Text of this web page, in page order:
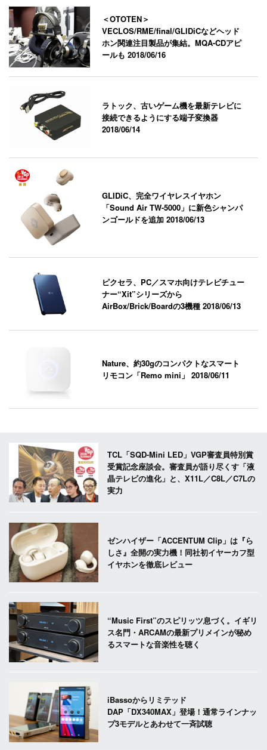
＜OTOTEN＞
VECLOS/RME/final/GLIDiCなどヘッド
ホン関連注目製品が集結。MQA-CDアピ
ールも2018/06/16
ラトック、古いゲーム機を最新テレビに
接続できるようにする端子変換器
2018/06/14
GLIDiC、完全ワイヤレスイヤホン
「Sound Air TW-5000」に新色シャンパ
ンゴールドを追加2018/06/13
ピクセラ、PC／スマホ向けテレビチュー
ナー“Xit”シリーズから
AirBox/Brick/Boardの3機種2018/06/13
Nature、約30gのコンパクトなスマート
リモコン「Remo mini」2018/06/11
TCL「SQD-Mini LED」VGP審査員特別賞
受賞記念座談会。審査員が語り尽くす「液
晶テレビの進化」と、X11L／C8L／C7Lの
実力
ゼンハイザー「ACCENTUM Clip」は『ら
しさ』全開の実力機！同社初イヤーカフ型
イヤホンを徹底レビュー
“Music First”のスピリッツ息づく。イギリ
ス名門・ARCAMの最新プリメインが秘め
るスマートな音楽性を聴く
iBassoからリミテッド
DAP「DX340MAX」登場！通常ラインナッ
プ3モデルとあわせて一斉試聴